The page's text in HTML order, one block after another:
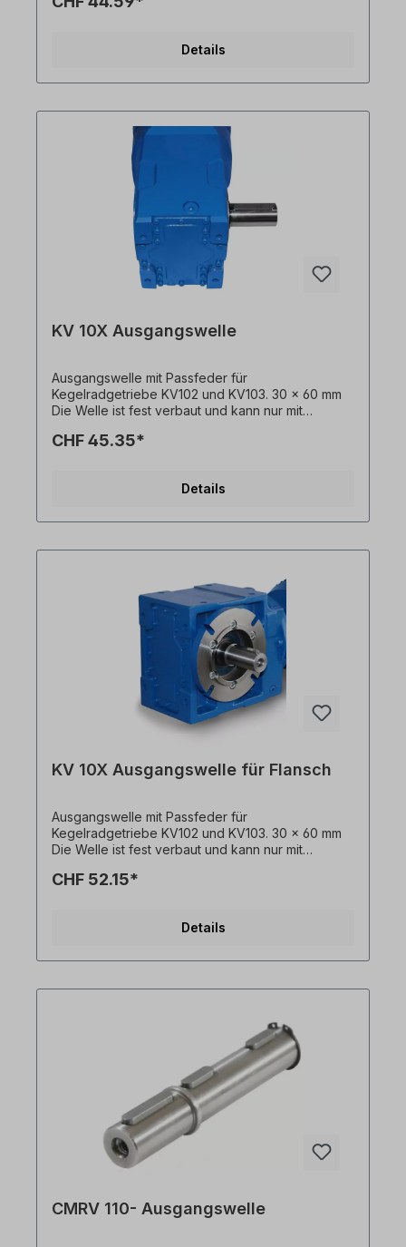
Details
KV 10X Ausgangswelle
Ausgangswelle mit Passfeder für
Kegelradgetriebe KV102 und KV103. 30 x 60 mm
Die Welle ist fest verbaut und kann nur mit
die Einbauseite an (ausgehend von Einbaulage
CHF 45.35*
Details
KV 10X Ausgangswelle für Flansch
Ausgangswelle mit Passfeder für
Kegelradgetriebe KV102 und KV103. 30 x 60 mm
Die Welle ist fest verbaut und kann nur mit
geben Sie die Einbauseite an (ausgehend von
CHF 52.15*
Details
CMRV 110- Ausgangswelle